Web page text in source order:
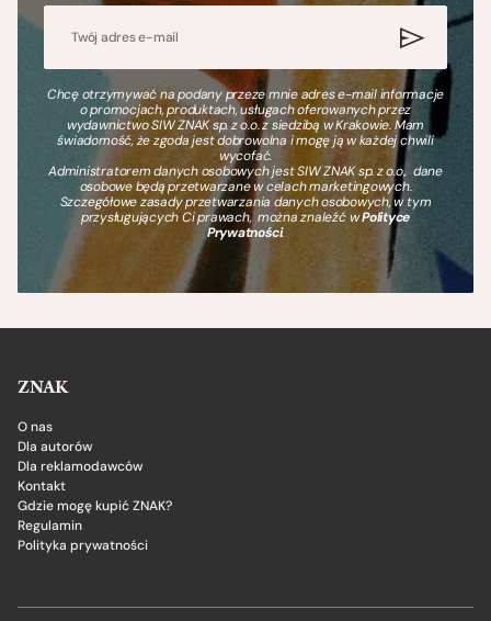
Chcę otrzymywać na podany przeze mnie adres e-mail informacje
o promocjach, produktach, usługach oferowanych przez
wydawnictwo SIW ZNAK sp. z o.o. z siedzibą w Krakowie. Mam
świadomość, że zgoda jest dobrowolna i mogę ją w każdej chwili
wycofać.
Administratorem danych osobowych jest SIW ZNAK sp. z o.o., dane
osobowe będą przetwarzane w celach marketingowych.
Szczegółowe zasady przetwarzania danych osobowych, w tym
przysługujących Ci prawach, można znaleźć wPolityce
Prywatności.
ZNAK
O nas
Dla autorów
Dla reklamodawców
Kontakt
Gdzie mogę kupić ZNAK?
Regulamin
Polityka prywatności